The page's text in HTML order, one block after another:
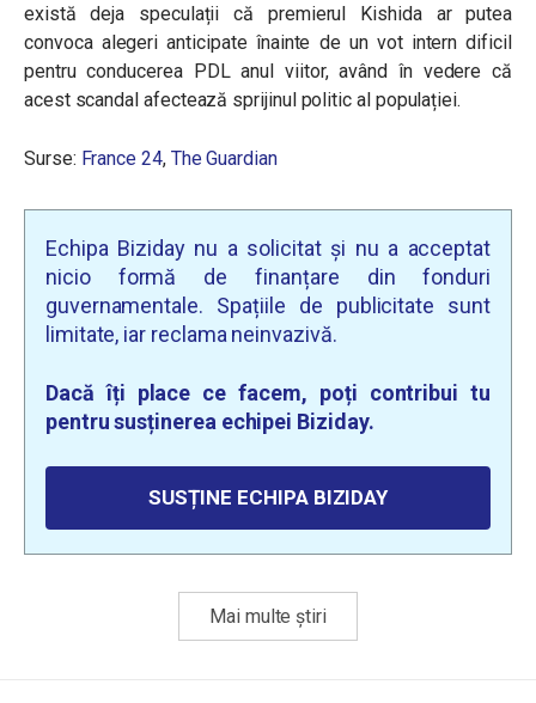
există deja speculații că premierul Kishida ar putea
convoca alegeri anticipate înainte de un vot intern dificil
pentru conducerea PDL anul viitor, având în vedere că
acest scandal afectează sprijinul politic al populației.
Surse: France 24, The Guardian
Echipa Biziday nu a solicitat și nu a acceptat
nicio formă de finanțare din fonduri
guvernamentale. Spațiile de publicitate sunt
limitate, iar reclama neinvazivă.
Dacă îți place ce facem, poți contribui tu
pentru susținerea echipei Biziday.
SUSȚINE ECHIPA BIZIDAY
Mai multe știri